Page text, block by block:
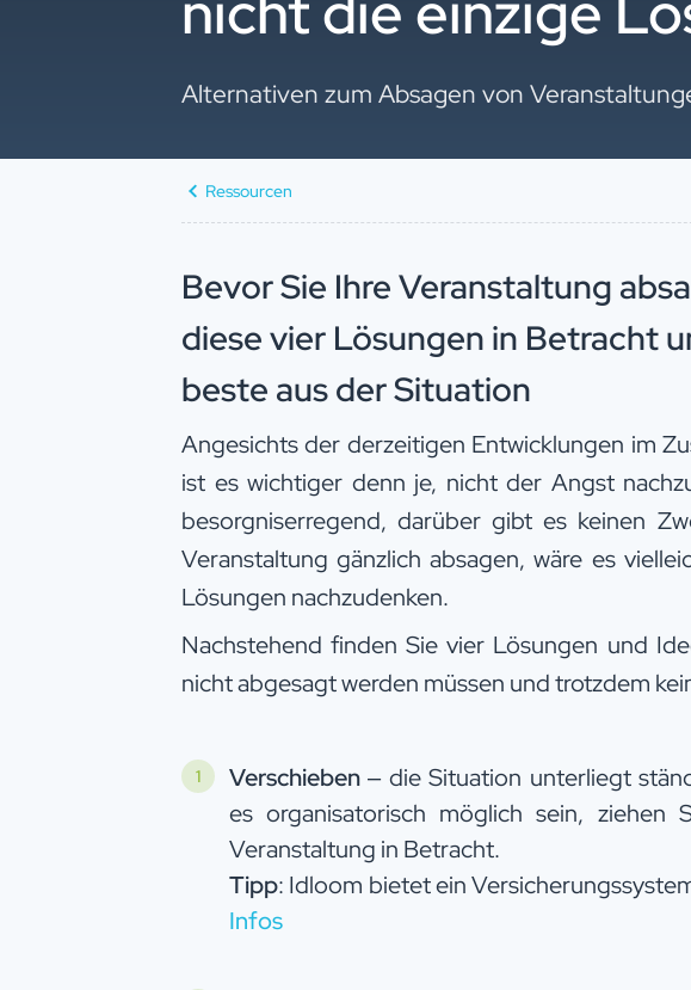
Alternativen zum Absagen von
Ressourcen
Bevor Sie Ihre Veranstaltung
diese vier Lösungen in Betracht
beste aus der Situation
Angesichts der derzeitigen Entwicklungen im
ist es wichtiger denn je, nicht der Angst
besorgniserregend, darüber gibt es keinen
Veranstaltung gänzlich absagen, wäre es
Lösungen nachzudenken.
Nachstehend finden Sie vier Lösungen und
nicht abgesagt werden müssen und trotzdem
Verschieben – die Situation unterliegt
es organisatorisch möglich sein, ziehen
Veranstaltung in Betracht.
Tipp: Idloom bietet ein
Infos